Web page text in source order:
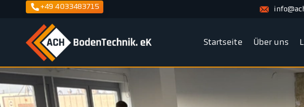
+49 4033483715
Startseite Über uns